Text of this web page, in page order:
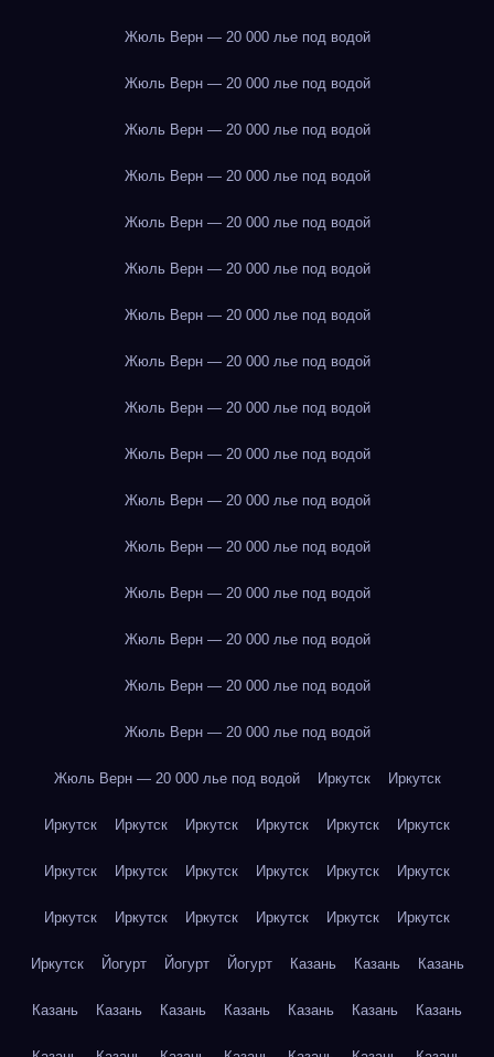
Жюль Верн — 20 000 лье под водой
Жюль Верн — 20 000 лье под водой
Жюль Верн — 20 000 лье под водой
Жюль Верн — 20 000 лье под водой
Жюль Верн — 20 000 лье под водой
Жюль Верн — 20 000 лье под водой
Жюль Верн — 20 000 лье под водой
Жюль Верн — 20 000 лье под водой
Жюль Верн — 20 000 лье под водой
Жюль Верн — 20 000 лье под водой
Жюль Верн — 20 000 лье под водой
Жюль Верн — 20 000 лье под водой
Жюль Верн — 20 000 лье под водой
Жюль Верн — 20 000 лье под водой
Жюль Верн — 20 000 лье под водой
Жюль Верн — 20 000 лье под водой
Жюль Верн — 20 000 лье под водой Иркутск Иркутск
Иркутск Иркутск Иркутск Иркутск Иркутск Иркутск
Иркутск Иркутск Иркутск Иркутск Иркутск Иркутск
Иркутск Иркутск Иркутск Иркутск Иркутск Иркутск
Иркутск Йогурт Йогурт Йогурт Казань Казань Казань
Казань Казань Казань Казань Казань Казань Казань